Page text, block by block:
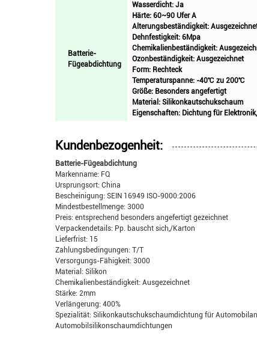
Batterie-
Fügeabdichtung
Wasserdicht: Ja
Härte: 60~90 Ufer A
Alterungsbeständigkeit:
Dehnfestigkeit: 6Mpa
Chemikalienbeständigkeit:
Ozonbeständigkeit: Ausgezeichnet
Form: Rechteck
Temperaturspanne: -40℃ zu 200℃
Größe: Besonders angefertigt
Material: Silikonkautschukschaum
Eigenschaften: Dichtung für
Kundenbezogenheit:
Batterie-Fügeabdichtung
Markenname: FQ
Ursprungsort: China
Bescheinigung: SEIN 16949 ISO-9000:2006
Mindestbestellmenge: 3000
Preis: entsprechend besonders angefertigt gezeichnet
Verpackendetails: Pp. bauscht sich,/Karton
Lieferfrist: 15
Zahlungsbedingungen: T/T
Versorgungs-Fähigkeit: 3000
Material: Silikon
Chemikalienbeständigkeit: Ausgezeichnet
Stärke: 2mm
Verlängerung: 400%
Spezialität: Silikonkautschukschaumdichtung für
Automobilsilikonschaumdichtungen